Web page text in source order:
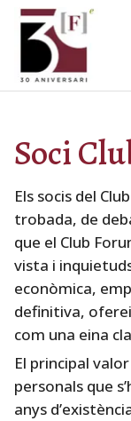
Soci
Els socis del
trobada, de
que el Club
vista i
econòmica,
definitiva,
com una eina
El principal
personals que
anys